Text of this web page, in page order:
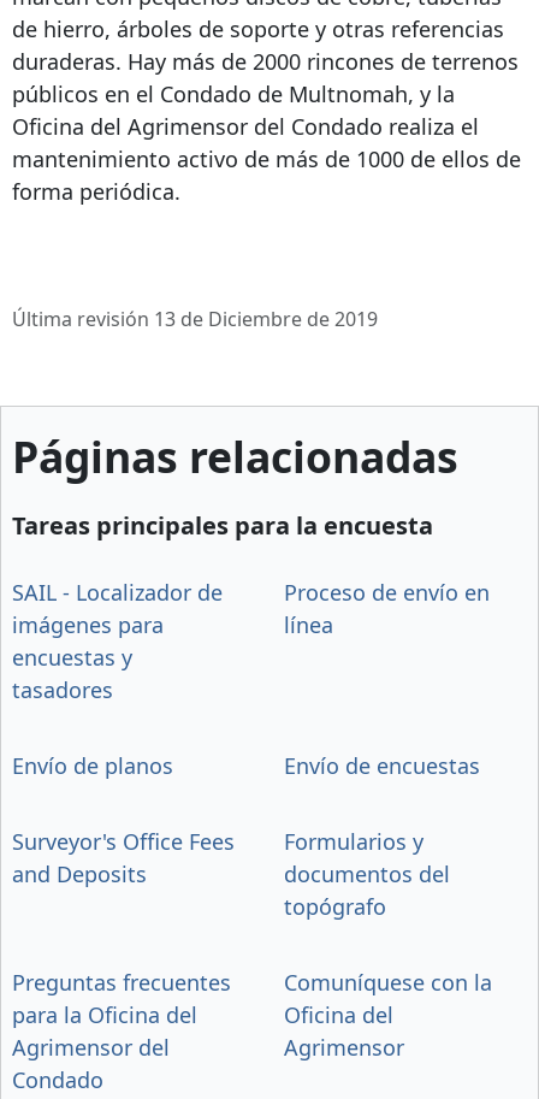
de hierro, árboles de soporte y otras referencias
duraderas. Hay más de 2000 rincones de terrenos
públicos en el Condado de Multnomah, y la
Oficina del Agrimensor del Condado realiza el
mantenimiento activo de más de 1000 de ellos de
forma periódica.
Última revisión 13 de Diciembre de 2019
Páginas relacionadas
Tareas principales para la encuesta
SAIL - Localizador de
imágenes para
encuestas y
tasadores
Proceso de envío en
línea
Envío de planos Envío de encuestas
Surveyor's Office Fees
and Deposits
Formularios y
documentos del
topógrafo
Preguntas frecuentes
para la Oficina del
Agrimensor del
Condado
Comuníquese con la
Oficina del
Agrimensor